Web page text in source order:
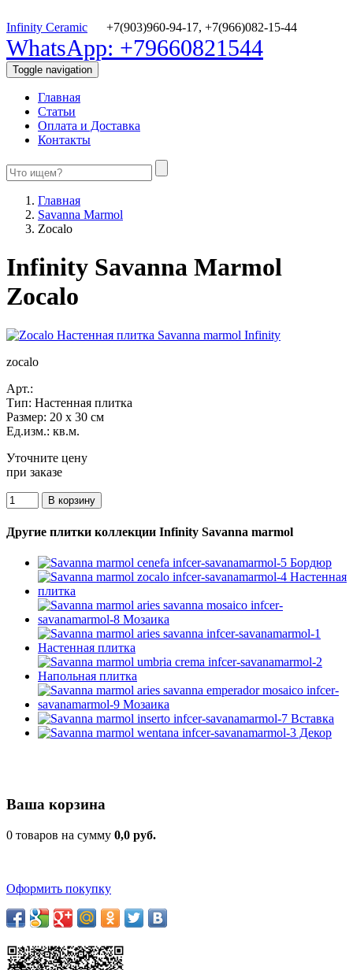
Infinity Ceramic +7(903)960-94-17, +7(966)082-15-44
WhatsApp: +79660821544
Toggle navigation
Главная
Статьи
Оплата и Доставка
Контакты
Главная
Savanna Marmol
Zocalo
Infinity Savanna Marmol
Zocalo
zocalo
Арт.:
Тип: Настенная плитка
Размер: 20 x 30 см
Ед.изм.: кв.м.
Уточните цену
при заказе
Другие плитки коллекции Infinity Savanna marmol
Ваша корзина
0 товаров на сумму 0,0 руб.
Оформить покупку